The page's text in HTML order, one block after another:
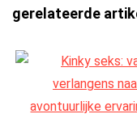
gerelateerde